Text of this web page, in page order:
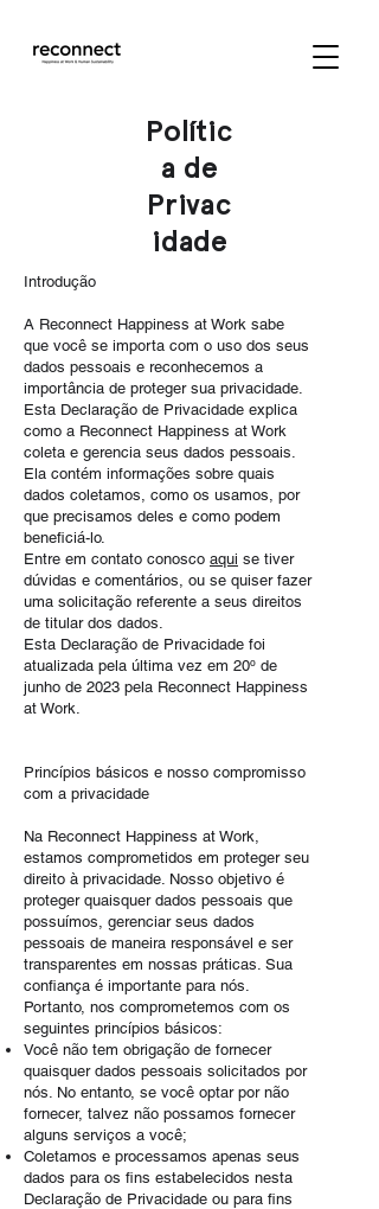
Polític
a de
Privac
idade
Introdução
A Reconnect Happiness at Work sabe
que você se importa com o uso dos seus
dados pessoais e reconhecemos a
importância de proteger sua privacidade.
Esta Declaração de Privacidade explica
como a Reconnect Happiness at Work
coleta e gerencia seus dados pessoais.
Ela contém informações sobre quais
dados coletamos, como os usamos, por
que precisamos deles e como podem
beneficiá-lo.
Entre em contato conosco aqui se tiver
dúvidas e comentários, ou se quiser fazer
uma solicitação referente a seus direitos
de titular dos dados.
Esta Declaração de Privacidade foi
atualizada pela última vez em 20º de
junho de 2023 pela Reconnect Happiness
at Work.
Princípios básicos e nosso compromisso
com a privacidade
Na Reconnect Happiness at Work,
estamos comprometidos em proteger seu
direito à privacidade. Nosso objetivo é
proteger quaisquer dados pessoais que
possuímos, gerenciar seus dados
pessoais de maneira responsável e ser
transparentes em nossas práticas. Sua
confiança é importante para nós.
Portanto, nos comprometemos com os
seguintes princípios básicos:
Você não tem obrigação de fornecer
quaisquer dados pessoais solicitados por
nós. No entanto, se você optar por não
fornecer, talvez não possamos fornecer
alguns serviços a você;
Coletamos e processamos apenas seus
dados para os fins estabelecidos nesta
Declaração de Privacidade ou para fins